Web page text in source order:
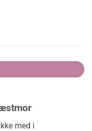
med i